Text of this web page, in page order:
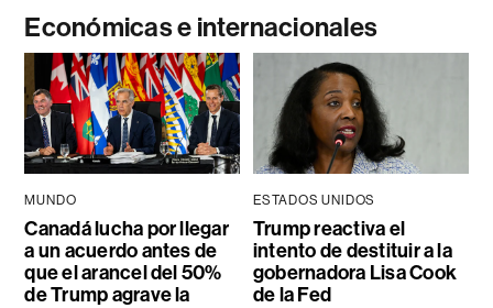
Económicas e internacionales
MUNDO
Canadá lucha por llegar
a un acuerdo antes de
que el arancel del 50%
de Trump agrave la
ESTADOS UNIDOS
Trump reactiva el
intento de destituir a la
gobernadora Lisa Cook
de la Fed